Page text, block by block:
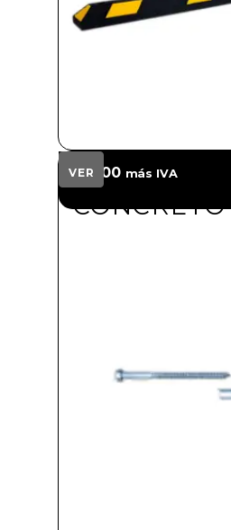
TORNILLO
$30.00 más IVA
VER